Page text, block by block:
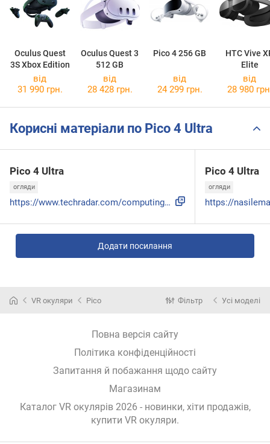
Oculus Quest
3S Xbox Edition
Oculus Quest 3
512 GB
Pico 4 256 GB
HTC Vive
Elite
від
31 990 грн.
від
28 428 грн.
від
24 299 грн.
від
28 980
Корисні матеріали по Pico 4 Ultra
Pico 4 Ultra
огляди
https://www.techradar.com/computing/virtual-reality-augment...
Pico 4 Ultra
огляди
Додати посилання
VR окуляри Pico Фільтр Усі моделі
Повна версія сайту
Політика конфіденційності
Запитання й побажання щодо сайту
Магазинам
Каталог VR окулярів 2026 - новинки, хіти продажів,
купити VR окуляри.